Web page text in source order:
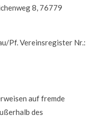
8, 76779
Pf. Vereinsregister Nr.:
auf fremde
des